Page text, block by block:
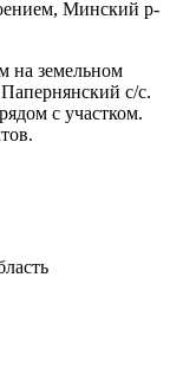
Минский р-
на земельном
с/с.
с участком.